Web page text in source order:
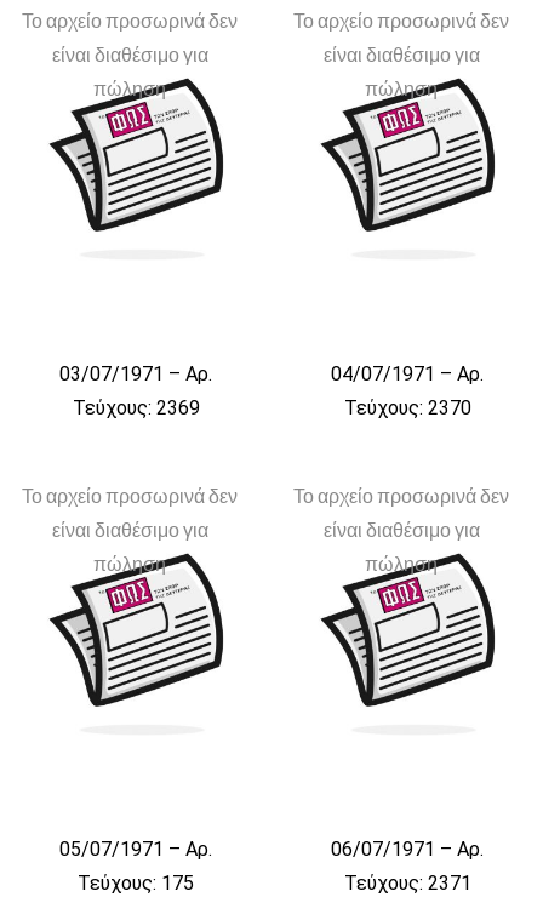
Το αρχείο προσωρινά δεν
είναι διαθέσιμο για
πώληση
03/07/1971 – Αρ.
Τεύχους: 2369
Το αρχείο προσωρινά δεν
είναι διαθέσιμο για
πώληση
04/07/1971 – Αρ.
Τεύχους: 2370
Το αρχείο προσωρινά δεν
είναι διαθέσιμο για
πώληση
05/07/1971 – Αρ.
Τεύχους: 175
Το αρχείο προσωρινά δεν
είναι διαθέσιμο για
πώληση
06/07/1971 – Αρ.
Τεύχους: 2371